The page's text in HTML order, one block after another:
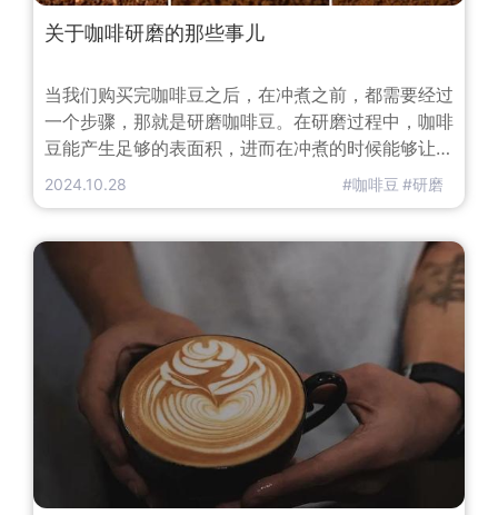
关于咖啡研磨的那些事儿
当我们购买完咖啡豆之后，在冲煮之前，都需要经过
一个步骤，那就是研磨咖啡豆。在研磨过程中，咖啡
豆能产生足够的表面积，进而在冲煮的时候能够让咖
啡的风味进一步释放。通常根据冲煮的方式来决定研
使用不同的冲煮工具，要求的咖啡粉的粗细度也不一
样。一般来说，咖啡豆的研磨程度大致分为以下几
种：一、粗研磨 Coarse磨出的
2024.10.28 #咖啡豆 #研磨